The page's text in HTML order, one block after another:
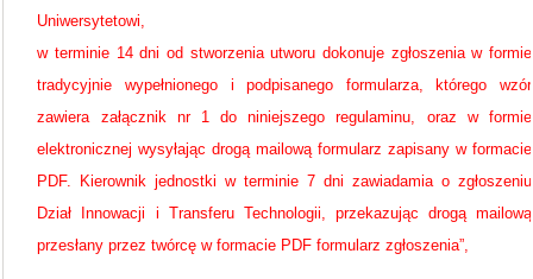
Uniwersytetowi,
w terminie 14 dni od stworzenia utworu dokonuje zgłoszenia w formie
tradycyjnie wypełnionego i podpisanego formularza, którego wzór
zawiera załącznik nr 1 do niniejszego regulaminu, oraz w formie
elektronicznej wysyłając drogą mailową formularz zapisany w formacie
PDF. Kierownik jednostki w terminie 7 dni zawiadamia o zgłoszeniu
Dział Innowacji i Transferu Technologii, przekazując drogą mailową
przesłany przez twórcę w formacie PDF formularz zgłoszenia”,